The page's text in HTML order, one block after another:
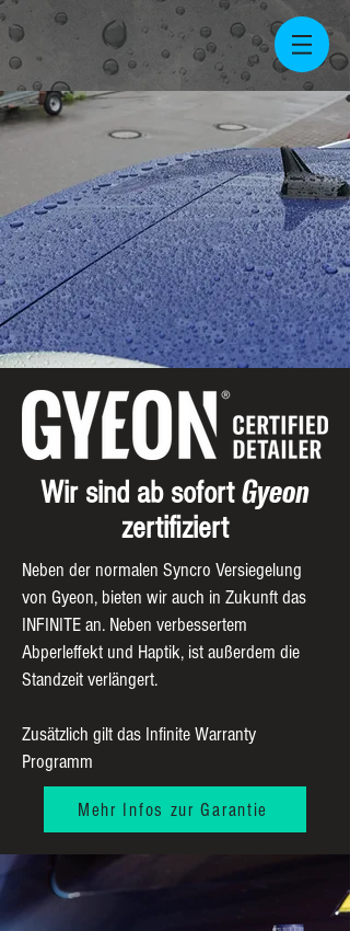
Wir sind ab sofortGyeon
zertifiziert
Neben der normalen Syncro Versiegelung
von Gyeon, bieten wir auch in Zukunft das
INFINITE an. Neben verbessertem
Abperleffekt und Haptik, ist außerdem die
Standzeit verlängert.
Zusätzlich gilt das Infinite Warranty
Programm
Mehr Infos zur Garantie